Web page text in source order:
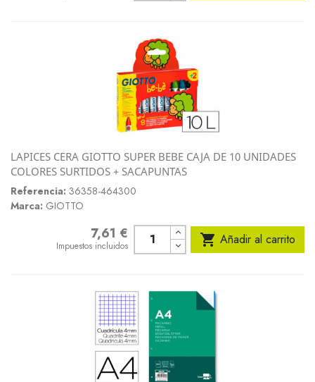
LAPICES CERA GIOTTO SUPER BEBE CAJA DE 10 UNIDADES
COLORES SURTIDOS + SACAPUNTAS
Referencia: 36358-464300
Marca: GIOTTO
7,61 €
Impuestos incluidos  Añadir al carrito